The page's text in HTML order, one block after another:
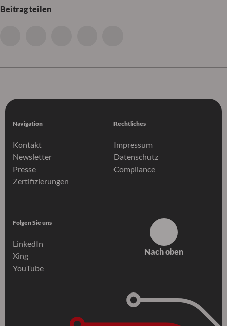
Beitrag teilen
Navigation
Kontakt
Newsletter
Presse
Zertifizierungen
Rechtliches
Impressum
Datenschutz
Compliance
Folgen Sie uns
LinkedIn
Xing
YouTube
Nach oben